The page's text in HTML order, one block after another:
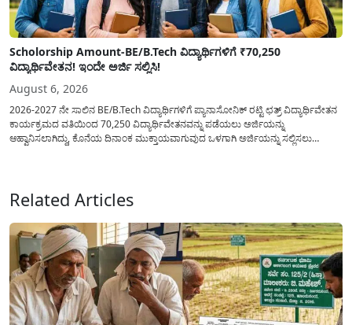
Scholorship Amount-BE/B.Tech ವಿದ್ಯಾರ್ಥಿಗಳಿಗೆ ₹70,250
ವಿದ್ಯಾರ್ಥಿವೇತನ! ಇಂದೇ ಅರ್ಜಿ ಸಲ್ಲಿಸಿ!
August 6, 2026
2026-2027 ನೇ ಸಾಲಿನ BE/B.Tech ವಿದ್ಯಾರ್ಥಿಗಳಿಗೆ ಪ್ಯಾನಾಸೋನಿಕ್ ರಟ್ಟಿ ಛತ್ರ್ ವಿದ್ಯಾರ್ಥಿವೇತನ
ಕಾರ್ಯಕ್ರಮದ ವತಿಯಿಂದ 70,250 ವಿದ್ಯಾರ್ಥಿವೇತನವನ್ನು ಪಡೆಯಲು ಅರ್ಜಿಯನ್ನು
ಆಹ್ವಾನಿಸಲಾಗಿದ್ದು, ಕೊನೆಯ ದಿನಾಂಕ ಮುಕ್ತಾಯವಾಗುವುದ ಒಳಗಾಗಿ ಅರ್ಜಿಯನ್ನು ಸಲ್ಲಿಸಲು
Related Articles